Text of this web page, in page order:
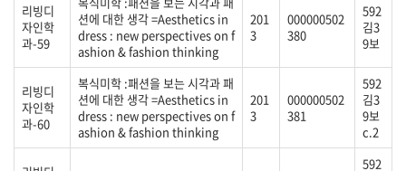
리빙디
자인학
과-59
션에 대한 생각 =Aesthetics in
dress : new perspectives on f
ashion & fashion thinking
201
3
000000502
380
592
김3
9보
리빙디
자인학
과-60
복식미학 :패션을 보는 시각과 패
션에 대한 생각 =Aesthetics in
dress : new perspectives on f
ashion & fashion thinking
201
3
000000502
381
592
김3
9보
c.2
592